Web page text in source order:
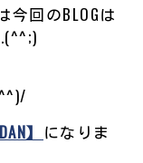
今回のBLOGは
】 になりま